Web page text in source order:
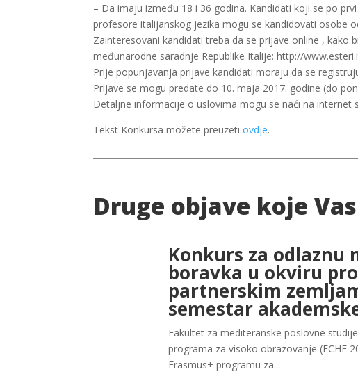
– Da imaju između 18 i 36 godina. Kandidati koji se po
profesore italijanskog jezika mogu se kandidovati osobe
Zainteresovani kandidati treba da se prijave online ,
međunarodne saradnje Republike Italije: http://
Prije popunjavanja prijave kandidati moraju da se
Prijave se mogu predate do 10. maja 2017. godine (do
Detaljne informacije o uslovima mogu se naći na internet
Tekst Konkursa možete preuzetiovdje.
Druge objave koje
Konkurs za
boravka u okviru
partnerskim
semestar
Fakultet za mediteranske poslovne
programa za visoko obrazovanje (ECHE
Erasmus+ programu za...